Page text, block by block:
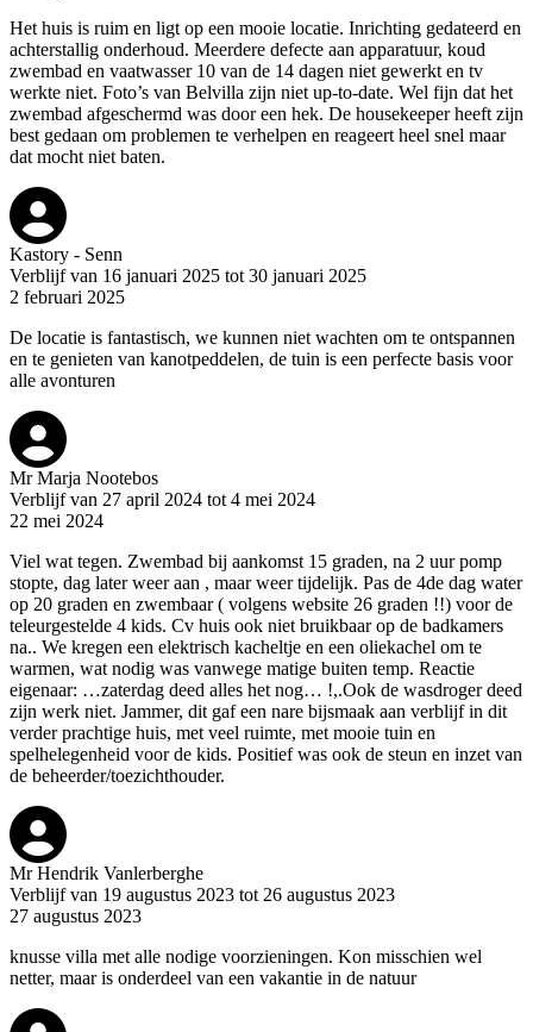
Het huis is ruim en ligt op een mooie locatie. Inrichting gedateerd en
achterstallig onderhoud. Meerdere defecte aan apparatuur, koud
zwembad en vaatwasser 10 van de 14 dagen niet gewerkt en tv
werkte niet. Foto’s van Belvilla zijn niet up-to-date. Wel fijn dat het
zwembad afgeschermd was door een hek. De housekeeper heeft zijn
best gedaan om problemen te verhelpen en reageert heel snel maar
dat mocht niet baten.
Kastory - Senn
Verblijf van 16 januari 2025 tot 30 januari 2025
2 februari 2025
De locatie is fantastisch, we kunnen niet wachten om te ontspannen
en te genieten van kanotpeddelen, de tuin is een perfecte basis voor
alle avonturen
Mr Marja Nootebos
Verblijf van 27 april 2024 tot 4 mei 2024
22 mei 2024
Viel wat tegen. Zwembad bij aankomst 15 graden, na 2 uur pomp
stopte, dag later weer aan , maar weer tijdelijk. Pas de 4de dag water
op 20 graden en zwembaar ( volgens website 26 graden !!) voor de
teleurgestelde 4 kids. Cv huis ook niet bruikbaar op de badkamers
na.. We kregen een elektrisch kacheltje en een oliekachel om te
warmen, wat nodig was vanwege matige buiten temp. Reactie
eigenaar: …zaterdag deed alles het nog… !,.Ook de wasdroger deed
zijn werk niet. Jammer, dit gaf een nare bijsmaak aan verblijf in dit
verder prachtige huis, met veel ruimte, met mooie tuin en
spelhelegenheid voor de kids. Positief was ook de steun en inzet van
de beheerder/toezichthouder.
Mr Hendrik Vanlerberghe
Verblijf van 19 augustus 2023 tot 26 augustus 2023
27 augustus 2023
knusse villa met alle nodige voorzieningen. Kon misschien wel
netter, maar is onderdeel van een vakantie in de natuur